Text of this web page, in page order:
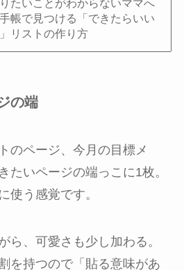
たいことがわからないママへ
手帳で見つける「できたらいい
リストの作り方
の端
のページ、今月の目標メ
たいページの端っこに1枚。
使う感覚です。
ら、可愛さも少し加わる。
を持つので「貼る意味があ